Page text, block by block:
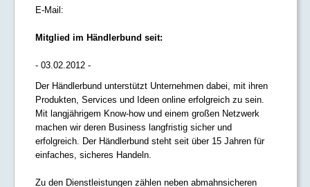
E-Mail:
Mitglied im Händlerbund seit:
- 03.02.2012 -
Der Händlerbund unterstützt Unternehmen dabei, mit ihren
Produkten, Services und Ideen online erfolgreich zu sein.
Mit langjährigem Know-how und einem großen Netzwerk
machen wir deren Business langfristig sicher und
erfolgreich. Der Händlerbund steht seit über 15 Jahren für
einfaches, sicheres Handeln.
Zu den Dienstleistungen zählen neben abmahnsicheren